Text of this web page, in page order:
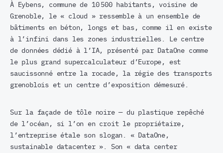
À Eybens, commune de 10 500 habitants, voisine de
Grenoble, le « cloud » ressemble à un ensemble de
bâtiments en béton, longs et bas, comme il en existe
à l’infini dans les zones industrielles. Le centre
de données dédié à l’IA, présenté par DataOne comme
le plus grand supercalculateur d’Europe, est
saucissonné entre la rocade, la régie des transports
grenoblois et un centre d’exposition démesuré.
Sur la façade de tôle noire — du plastique repêché
de l’océan, si l’on en croit le propriétaire,
l’entreprise étale son slogan. « DataOne,
sustainable datacenter ». Son « data center